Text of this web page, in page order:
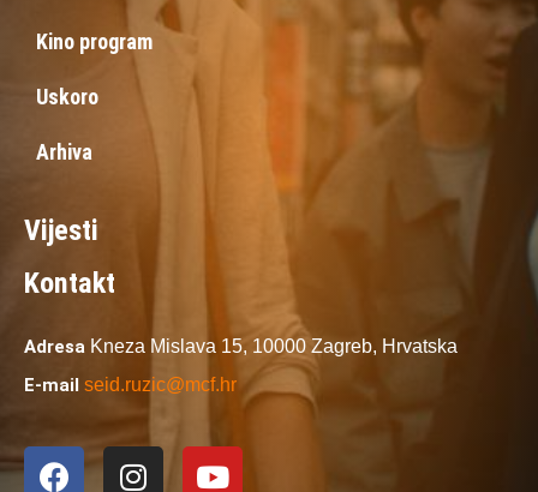
Kino program
Uskoro
Arhiva
Vijesti
Kontakt
Adresa Kneza Mislava 15, 10000 Zagreb, Hrvatska
E-mail seid.ruzic@mcf.hr